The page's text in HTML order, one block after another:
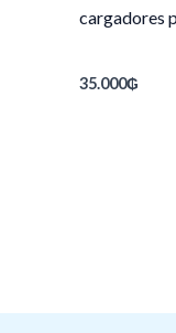
cargadores
35.000₲